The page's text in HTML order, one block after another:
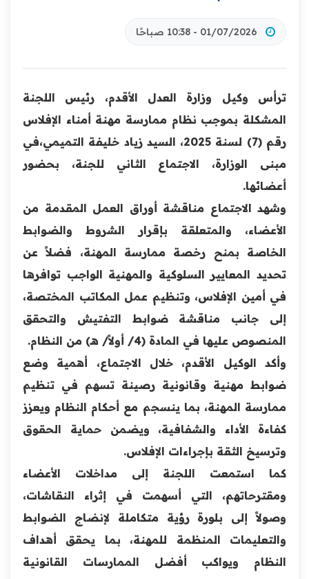
01/07/2026 - 10:38 صباحًا
ترأس وكيل وزارة العدل الأقدم، رئيس اللجنة
المشكلة بموجب نظام ممارسة مهنة أمناء الإفلاس
رقم (7) لسنة 2025، السيد زياد خليفة التميمي،في
مبنى الوزارة، الاجتماع الثاني للجنة، بحضور
أعضائها.
وشهد الاجتماع مناقشة أوراق العمل المقدمة من
الأعضاء، والمتعلقة بإقرار الشروط والضوابط
الخاصة بمنح رخصة ممارسة المهنة، فضلاً عن
تحديد المعايير السلوكية والمهنية الواجب توافرها
في أمين الإفلاس، وتنظيم عمل المكاتب المختصة،
إلى جانب مناقشة ضوابط التفتيش والتحقق
المنصوص عليها في المادة (4/ أولاً/ هـ) من النظام.
وأكد الوكيل الأقدم، خلال الاجتماع، أهمية وضع
ضوابط مهنية وقانونية رصينة تسهم في تنظيم
ممارسة المهنة، بما ينسجم مع أحكام النظام ويعزز
كفاءة الأداء والشفافية، ويضمن حماية الحقوق
وترسيخ الثقة بإجراءات الإفلاس.
كما استمعت اللجنة إلى مداخلات الأعضاء
ومقترحاتهم، التي أسهمت في إثراء النقاشات،
وصولاً إلى بلورة رؤية متكاملة لإنضاج الضوابط
والتعليمات المنظمة للمهنة، بما يحقق أهداف
النظام ويواكب أفضل الممارسات القانونية